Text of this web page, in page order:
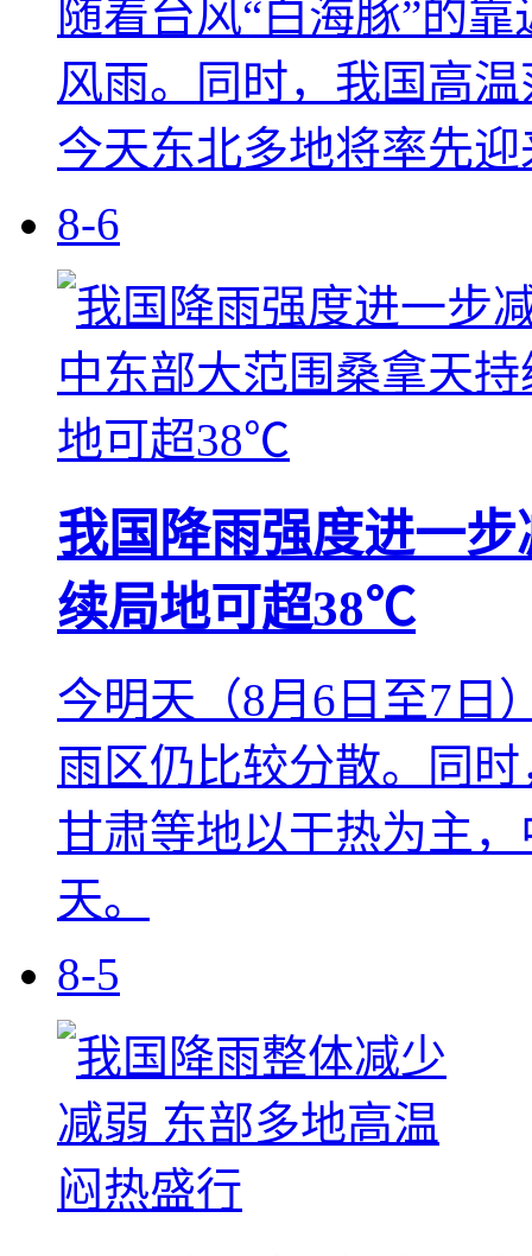
随着台风“白海豚”的
风雨。同时，我国高
今天东北多地将率先
8-6
我国降雨强度进一
续局地可超38℃
今明天（8月6日至7日
雨区仍比较分散。同
甘肃等地以干热为主
天。
8-5